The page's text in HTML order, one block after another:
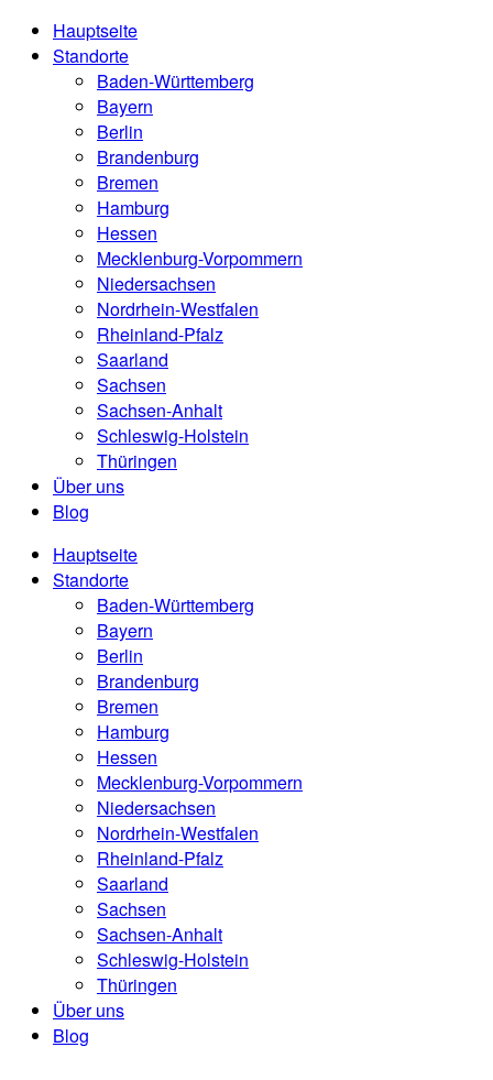
Hauptseite
Standorte
Baden-Württemberg
Bayern
Berlin
Brandenburg
Bremen
Hamburg
Hessen
Mecklenburg-Vorpommern
Niedersachsen
Nordrhein-Westfalen
Rheinland-Pfalz
Saarland
Sachsen
Sachsen-Anhalt
Schleswig-Holstein
Thüringen
Über uns
Blog
Hauptseite
Standorte
Baden-Württemberg
Bayern
Berlin
Brandenburg
Bremen
Hamburg
Hessen
Mecklenburg-Vorpommern
Niedersachsen
Nordrhein-Westfalen
Rheinland-Pfalz
Saarland
Sachsen
Sachsen-Anhalt
Schleswig-Holstein
Thüringen
Über uns
Blog